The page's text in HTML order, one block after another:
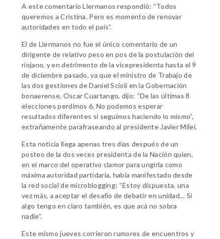
A este comentario Llermanos respondió: “Todos
queremos a Cristina. Pero es momento de renovar
autoridades en todo el país”.
El de Llermanos no fue el único comentario de un
dirigente de relativo peso en pos de la postulación del
riojano, y en detrimento de la vicepresidenta hasta el 9
de diciembre pasado, ya que el ministro de Trabajo de
las dos gestiones de Daniel Scioli en la Gobernación
bonaerense, Oscar Cuartango, dijo: “De las últimas 8
elecciones perdimos 6. No podemos esperar
resultados diferentes si seguimos haciendo lo mismo”,
extrañamente parafraseando al presidente Javier Milei.
Esta noticia llega apenas tres días después de un
posteo de la dos veces presidenta de la Nación quien,
en el marco del operativo clamor para ungirla como
máxima autoridad partidaria, había manifestado desde
la red social de microblogging: “Estoy dispuesta, una
vez más, a aceptar el desafío de debatir en unidad… Si
algo tengo en claro también, es que acá no sobra
nadie”.
Este mismo jueves corrieron rumores de encuentros y